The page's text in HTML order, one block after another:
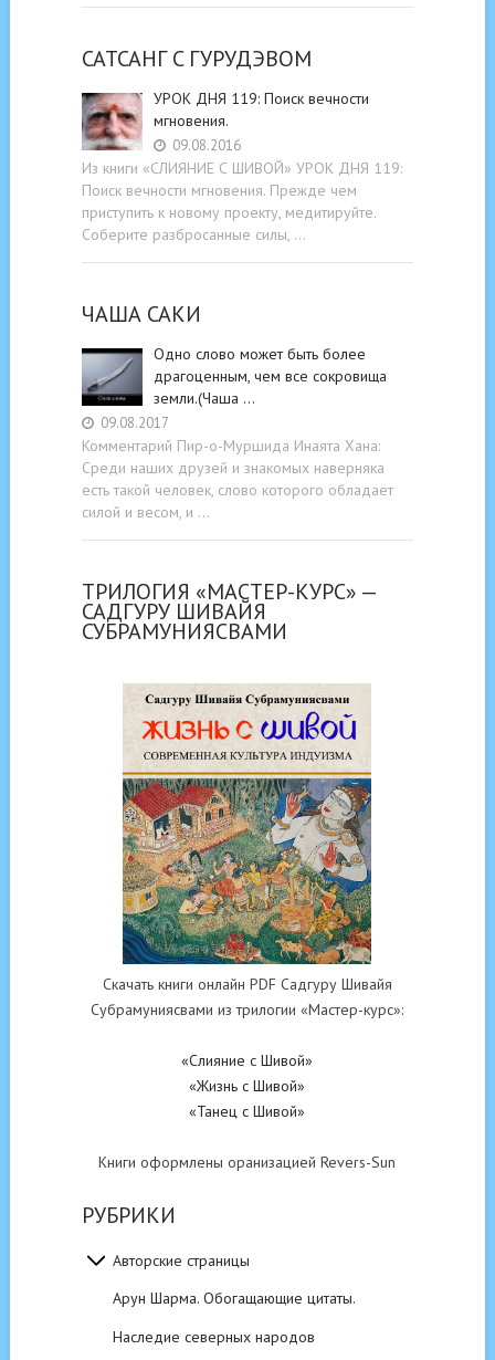
САТСАНГ C ГУРУДЭВОМ
УРОК ДНЯ 119: Поиск вечности
мгновения.
09.08.2016
Из книги «СЛИЯНИЕ С ШИВОЙ» УРОК ДНЯ 119:
Поиск вечности мгновения. Прежде чем
приступить к новому проекту, медитируйте.
Соберите разбросанные силы, …
ЧАША САКИ
Одно слово может быть более
драгоценным, чем все сокровища
земли.(Чаша …
09.08.2017
Комментарий Пир-о-Муршида Инаята Хана:
Среди наших друзей и знакомых наверняка
есть такой человек, слово которого обладает
силой и весом, и …
ТРИЛОГИЯ «МАСТЕР-КУРС» —
САДГУРУ ШИВАЙЯ
СУБРАМУНИЯСВАМИ
Скачать книги онлайн PDF Садгуру Шивайя
Субрамуниясвами из трилогии «Мастер-курс»:
«Слияние с Шивой»
«Жизнь с Шивой»
«Танец с Шивой»
Книги оформлены оранизацией Revers-Sun
РУБРИКИ
Авторские страницы
Арун Шарма. Обогащающие цитаты.
Наследие северных народов